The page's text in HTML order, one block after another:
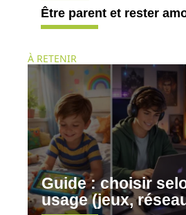
Être parent et rester
À RETENIR
Guide : choisir
usage (jeux,